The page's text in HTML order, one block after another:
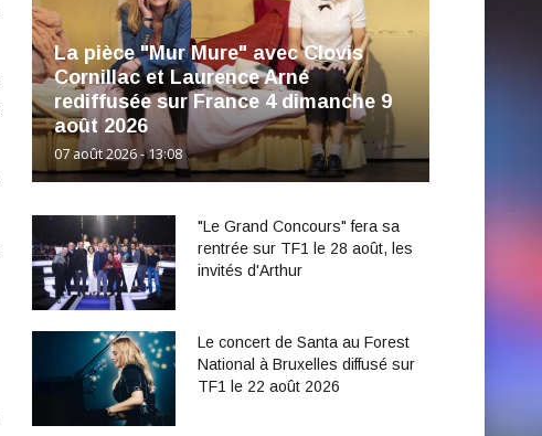
La pièce "Mur Mure" avec Clovis
Cornillac et Laurence Arné
rediffusée sur France 4 dimanche 9
août 2026
07 août 2026 - 13:08
"Le Grand Concours" fera sa
rentrée sur TF1 le 28 août, les
invités d'Arthur
Le concert de Santa au Forest
National à Bruxelles diffusé sur
TF1 le 22 août 2026